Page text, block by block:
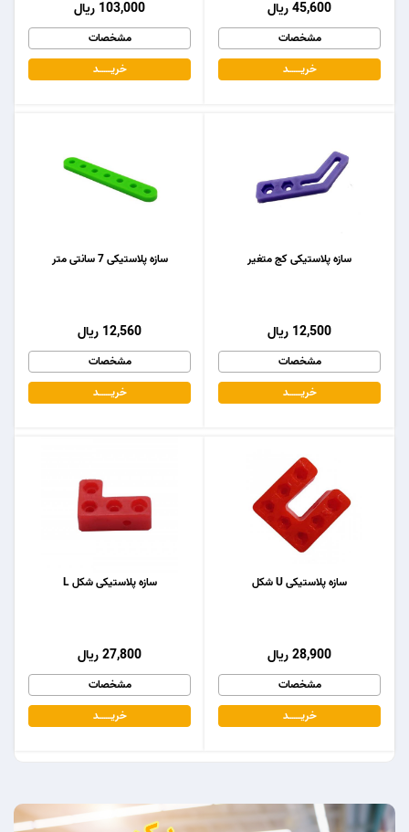
103,000 ریال
مشخصات
خریـــــــد
45,600 ریال
مشخصات
خریـــــــد
سازه پلاستیکی 7 سانتی متر
12,560 ریال
مشخصات
خریـــــــد
سازه پلاستیکی کج متغیر
12,500 ریال
مشخصات
خریـــــــد
سازه پلاستیکی شکل L
27,800 ریال
مشخصات
خریـــــــد
سازه پلاستیکی U شکل
28,900 ریال
مشخصات
خریـــــــد